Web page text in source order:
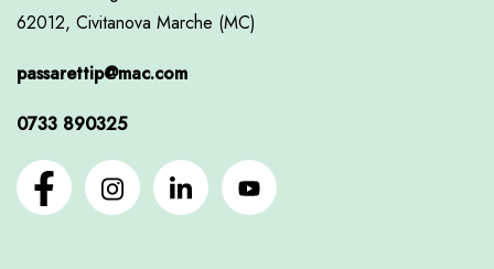
62012, Civitanova Marche (MC)
passarettip@mac.com
0733 890325